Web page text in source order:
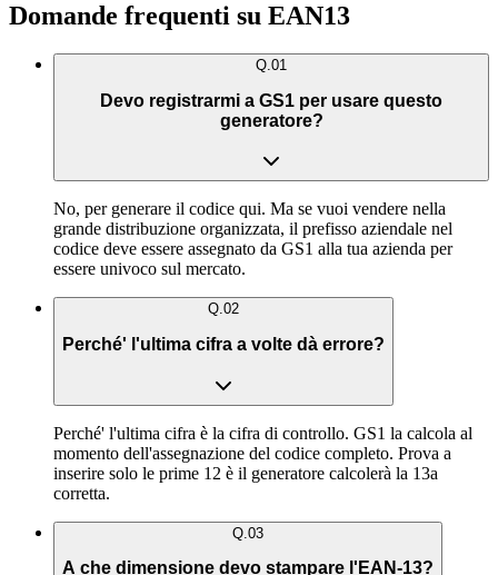
Domande frequenti su EAN13
Q.01
Devo registrarmi a GS1 per usare questo
generatore?
No, per generare il codice qui. Ma se vuoi vendere nella
grande distribuzione organizzata, il prefisso aziendale nel
codice deve essere assegnato da GS1 alla tua azienda per
essere univoco sul mercato.
Q.02
Perché' l'ultima cifra a volte dà errore?
Perché' l'ultima cifra è la cifra di controllo. GS1 la calcola al
momento dell'assegnazione del codice completo. Prova a
inserire solo le prime 12 è il generatore calcolerà la 13a
corretta.
Q. 03
A che dimensione devo stampare l'EAN-13?